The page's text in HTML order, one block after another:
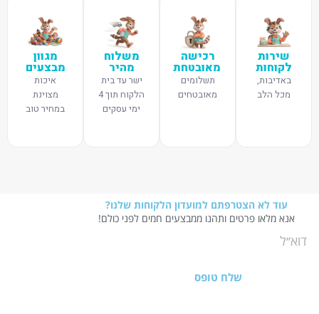
שירות
לקוחות
באדיבות,
מכל הלב
רכישה
מאובטחת
תשלומים
מאובטחים
משלוח
מהיר
ישר עד בית
הלקוח תוך 4
ימי עסקים
מגוון
מבצעים
איכות
מצוינת
במחיר טוב
עוד לא הצטרפתם למועדון הלקוחות שלנו?
אנא מלאו פרטים ותהנו ממבצעים חמים לפני כולם!
שלח טופס